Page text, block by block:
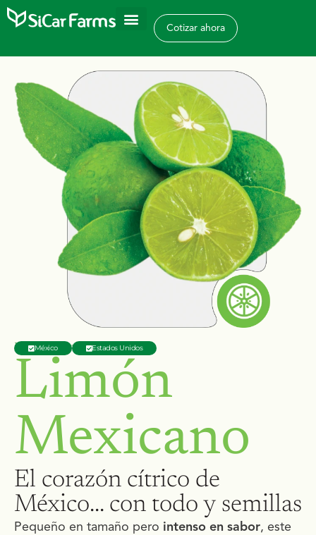
Cotizar ahora
Disponible en:
México Estados Unidos
Limón
Mexicano
El corazón cítrico de
México... con todo y semillas
Pequeño en tamaño pero intenso en sabor, este